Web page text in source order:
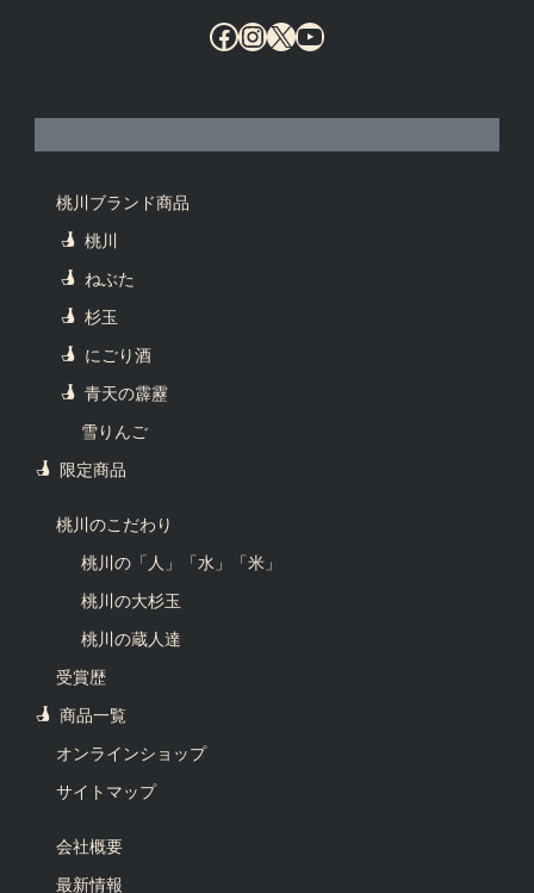
Facebook
Instagram
X YouTube
桃川ブランド商品
桃川
ねぶた
杉玉
にごり酒
青天の霹靂
雪りんご
限定商品
桃川のこだわり
桃川の「人」「水」「米」
桃川の大杉玉
桃川の蔵人達
受賞歴
商品一覧
オンラインショップ
サイトマップ
会社概要
最新情報